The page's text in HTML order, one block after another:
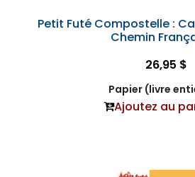
Petit Futé Compostelle :
Chemin
26,95 $
Papier (livre
Ajoutez au